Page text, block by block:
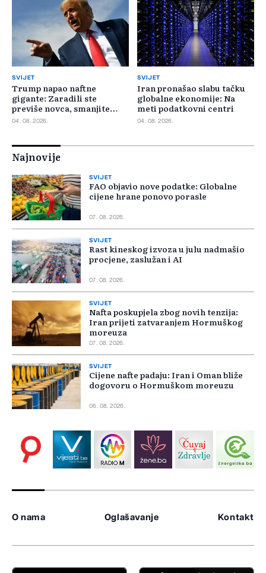
SVIJET
Trump napao naftne
gigante: Zaradili ste
previše novca, smanjite
cijene
04. 08. 2026.
SVIJET
Iran pronašao slabu tačku
globalne ekonomije: Na
meti podatkovni centri
04. 08. 2026.
Najnovije
SVIJET
FAO objavio nove podatke: Globalne
cijene hrane ponovo porasle
07. 08. 2026.
SVIJET
Rast kineskog izvoza u julu nadmašio
procjene, zaslužan i AI
07. 08. 2026.
SVIJET
Nafta poskupjela zbog novih tenzija:
Iran prijeti zatvaranjem Hormuškog
moreuza
07. 08. 2026.
SVIJET
Cijene nafte padaju: Iran i Oman bliže
dogovoru o Hormuškom moreuzu
06. 08. 2026.
O nama Oglašavanje Kontakt